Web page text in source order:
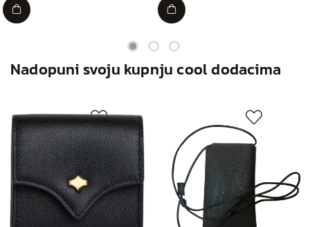
Nadopuni svoju kupnju cool dodacima